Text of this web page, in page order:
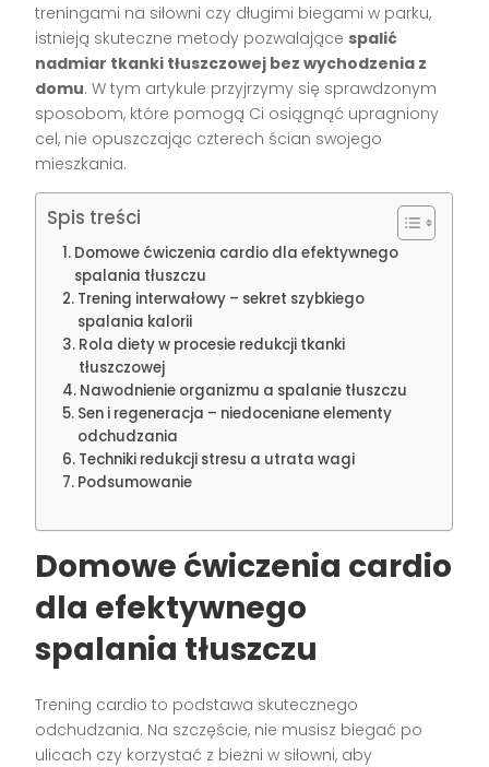
treningami na siłowni czy długimi biegami w parku,
istnieją skuteczne metody pozwalające spalić
nadmiar tkanki tłuszczowej bez wychodzenia z
domu. W tym artykule przyjrzymy się sprawdzonym
sposobom, które pomogą Ci osiągnąć upragniony
cel, nie opuszczając czterech ścian swojego
mieszkania.
Spis treści
Domowe ćwiczenia cardio dla efektywnego
spalania tłuszczu
Trening interwałowy – sekret szybkiego
spalania kalorii
Rola diety w procesie redukcji tkanki
tłuszczowej
Nawodnienie organizmu a spalanie tłuszczu
Sen i regeneracja – niedoceniane elementy
odchudzania
Techniki redukcji stresu a utrata wagi
Podsumowanie
Domowe ćwiczenia cardio
dla efektywnego
spalania tłuszczu
Trening cardio to podstawa skutecznego
odchudzania. Na szczęście, nie musisz biegać po
ulicach czy korzystać z bieżni w siłowni, aby